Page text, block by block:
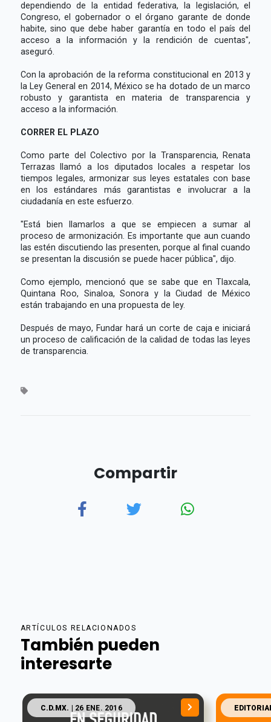
dependiendo de la entidad federativa, la legislación, el
Congreso, el gobernador o el órgano garante de donde
habite, sino que debe haber garantía en todo el país del
acceso a la información y la rendición de cuentas",
aseguró.
Con la aprobación de la reforma constitucional en 2013 y
la Ley General en 2014, México se ha dotado de un marco
robusto y garantista en materia de transparencia y
acceso a la información.
CORRER EL PLAZO
Como parte del Colectivo por la Transparencia, Renata
Terrazas llamó a los diputados locales a respetar los
tiempos legales, armonizar sus leyes estatales con base
en los estándares más garantistas e involucrar a la
ciudadanía en este esfuerzo.
"Está bien llamarlos a que se empiecen a sumar al
proceso de armonización. Es importante que aun cuando
las estén discutiendo las presenten, porque al final cuando
se presentan la discusión se puede hacer pública", dijo.
Como ejemplo, mencionó que se sabe que en Tlaxcala,
Quintana Roo, Sinaloa, Sonora y la Ciudad de México
están trabajando en una propuesta de ley.
Después de mayo, Fundar hará un corte de caja e iniciará
un proceso de calificación de la calidad de todas las leyes
de transparencia.
Compartir
ARTÍCULOS RELACIONADOS
También pueden
interesarte
C.D.MX. | 26 ENE. 2016